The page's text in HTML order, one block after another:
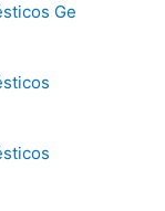
Ge